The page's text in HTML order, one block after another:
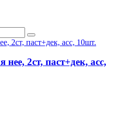
2ст, паст+дек, асс,